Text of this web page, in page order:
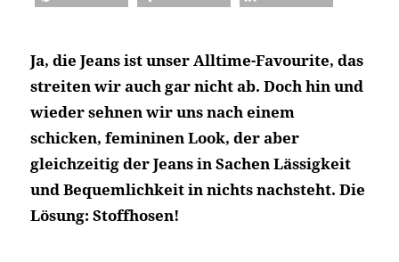
Ja, die Jeans ist unser Alltime-Favourite, das
streiten wir auch gar nicht ab. Doch hin und
wieder sehnen wir uns nach einem
schicken, femininen Look, der aber
gleichzeitig der Jeans in Sachen Lässigkeit
und Bequemlichkeit in nichts nachsteht. Die
Lösung: Stoffhosen!